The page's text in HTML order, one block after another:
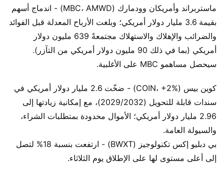
ماستربراند وأمريكان وودمارك (MBC، AMWD) - اندماج أسهم
بقيمة 3.6 مليار دولار أمريكي؛ وبلغت الأرباح المعدلة قبل الفوائد
والضرائب والإهلاك والاستهلاك مجتمعةً 639 مليون دولار
أمريكي (بما في ذلك 90 مليون دولار أمريكي من التآزر).
سيحصل مساهمو MBC على الأغلبية.
كوين بيس (COIN، +2%) - ضخّت 2.6 مليار دولار أمريكي في
سندات قابلة للتحويل (2029/2032)، مع إمكانية زيادتها إلى
2.96 مليار دولار أمريكي؛ الأموال محدودة بمتطلبات الشراء،
والسيولة العامة.
بي دبليو إكس تكنولوجيز (BWXT) - ارتفعت بنسبة 18% لتصل
إلى أعلى مستوى لها على الإطلاق يوم الثلاثاء.